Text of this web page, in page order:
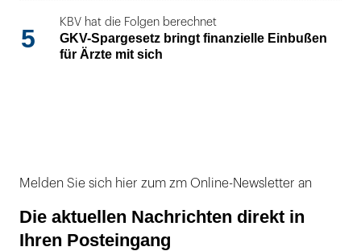
5
KBV hat die Folgen berechnet
GKV-Spargesetz bringt finanzielle Einbußen
für Ärzte mit sich
Melden Sie sich hier zum zm Online-Newsletter an
Die aktuellen Nachrichten direkt in
Ihren Posteingang